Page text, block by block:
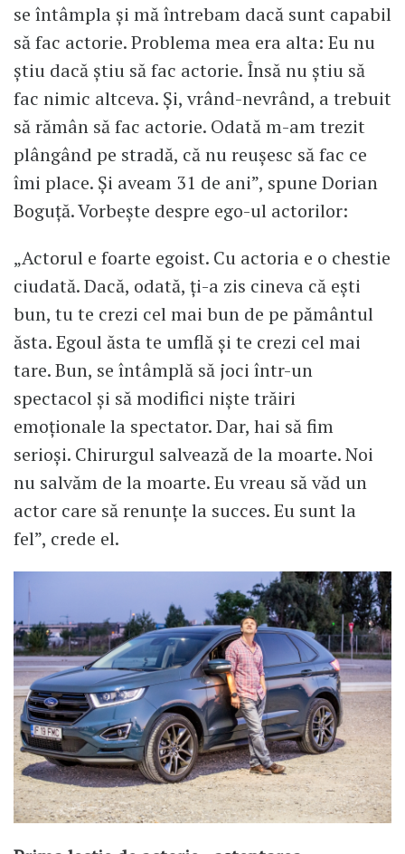
se întâmpla și mă întrebam dacă sunt capabil
să fac actorie. Problema mea era alta: Eu nu
știu dacă știu să fac actorie. Însă nu știu să
fac nimic altceva. Și, vrând-nevrând, a trebuit
să rămân să fac actorie. Odată m-am trezit
plângând pe stradă, că nu reușesc să fac ce
îmi place. Și aveam 31 de ani”, spune Dorian
Boguță. Vorbește despre ego-ul actorilor:
„Actorul e foarte egoist. Cu actoria e o chestie
ciudată. Dacă, odată, ți-a zis cineva că ești
bun, tu te crezi cel mai bun de pe pământul
ăsta. Egoul ăsta te umflă și te crezi cel mai
tare. Bun, se întâmplă să joci într-un
spectacol și să modifici niște trăiri
emoționale la spectator. Dar, hai să fim
serioși. Chirurgul salvează de la moarte. Noi
nu salvăm de la moarte. Eu vreau să văd un
actor care să renunțe la succes. Eu sunt la
fel”, crede el.